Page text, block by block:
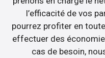
l’efficacité de vos
pourrez profiter en
effectuer des
cas de besoin,